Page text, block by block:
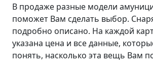
В продаже разные модели
поможет Вам сделать выбор.
подробно описано. На каждой
указана цена и все данные,
понять, насколько эта вещь Вам